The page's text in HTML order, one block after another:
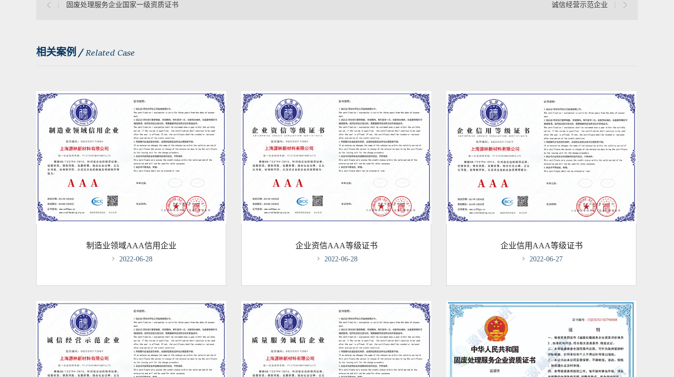
固废处理服务企业国家一级资质证书 诚信经营示范企业
相关案例 /Related Case
制造业领域AAA信用企业
 2022-06-28
企业资信AAA等级证书
 2022-06-28
企业信用AAA等级证书
 2022-06-27